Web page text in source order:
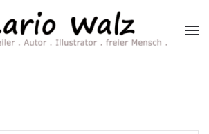
springen